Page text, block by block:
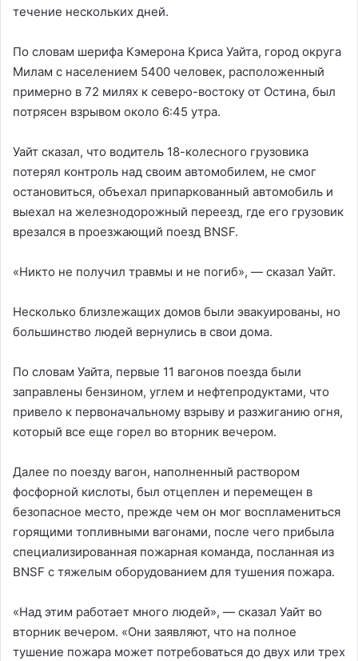
течение нескольких дней.
По словам шерифа Кэмерона Криса Уайта, город округа
Милам с населением 5400 человек, расположенный
примерно в 72 милях к северо-востоку от Остина, был
потрясен взрывом около 6:45 утра.
Уайт сказал, что водитель 18-колесного грузовика
потерял контроль над своим автомобилем, не смог
остановиться, объехал припаркованный автомобиль и
выехал на железнодорожный переезд, где его грузовик
врезался в проезжающий поезд BNSF.
«Никто не получил травмы и не погиб», — сказал Уайт.
Несколько близлежащих домов были эвакуированы, но
большинство людей вернулись в свои дома.
По словам Уайта, первые 11 вагонов поезда были
заправлены бензином, углем и нефтепродуктами, что
привело к первоначальному взрыву и разжиганию огня,
который все еще горел во вторник вечером.
Далее по поезду вагон, наполненный раствором
фосфорной кислоты, был отцеплен и перемещен в
безопасное место, прежде чем он мог воспламениться
горящими топливными вагонами, после чего прибыла
специализированная пожарная команда, посланная из
BNSF с тяжелым оборудованием для тушения пожара.
«Над этим работает много людей», — сказал Уайт во
вторник вечером. «Они заявляют, что на полное
тушение пожара может потребоваться до двух или трех